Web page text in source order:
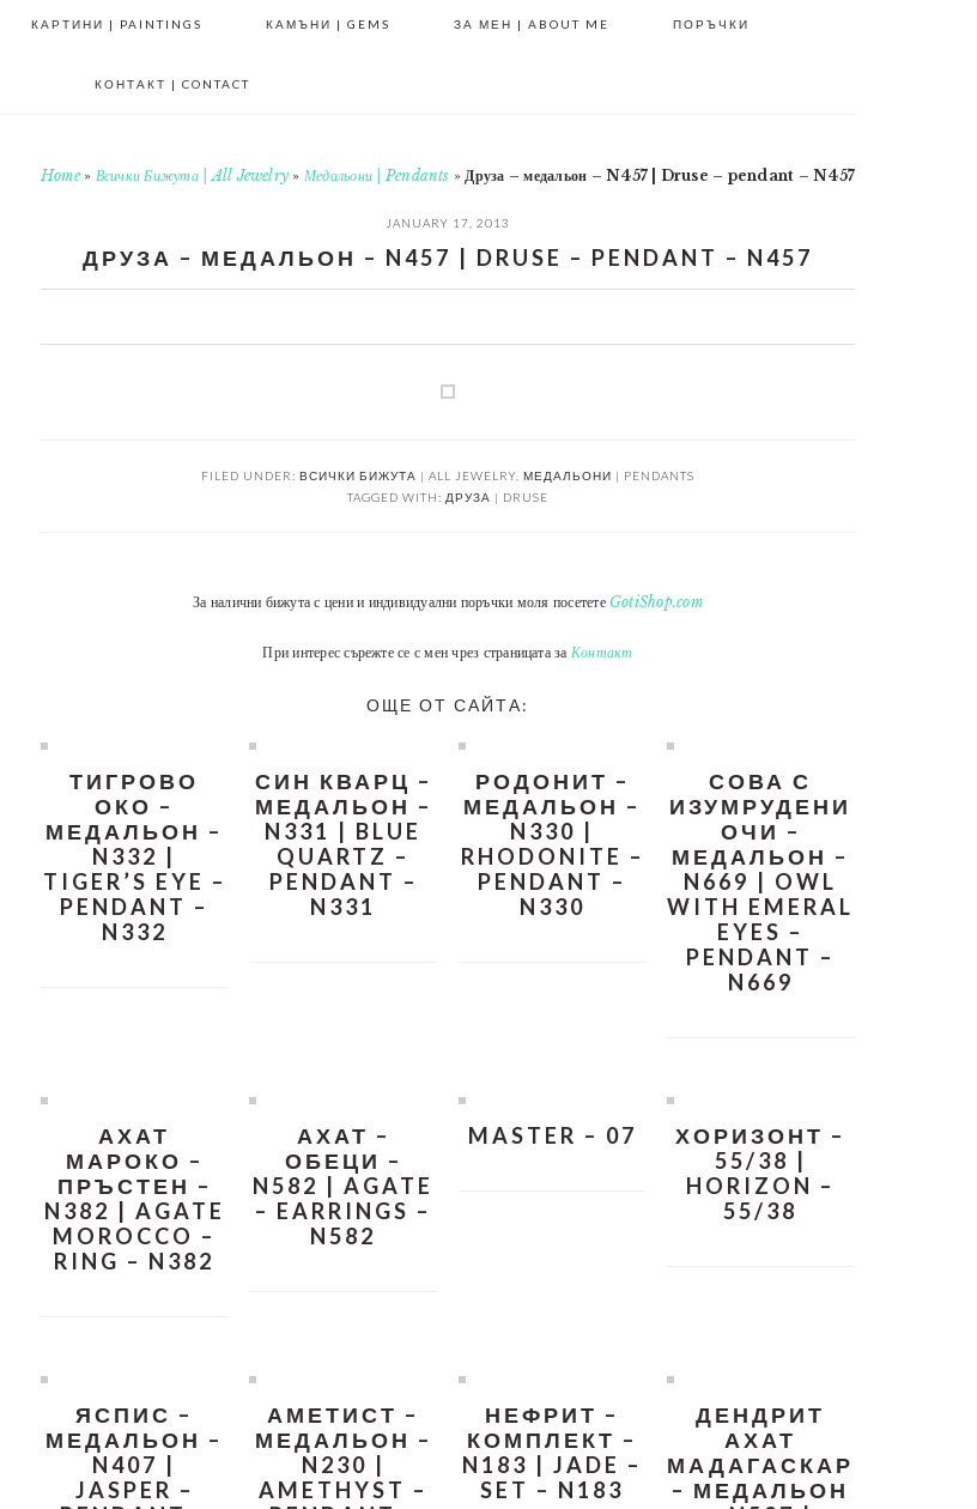
КАРТИНИ | PAINTINGS КАМЪНИ | GEMS ЗА МЕН | ABOUT ME ПОРЪЧКИ
КОНТАКТ | CONTACT
Home» Всички Бижута | All Jewelry » Медальони | Pendants »Друза – медальон – N457 | Druse – pendant – N457
JANUARY 17, 2013
ДРУЗА – МЕДАЛЬОН – N457 | DRUSE – PENDANT – N457
FILED UNDER: ВСИЧКИ БИЖУТА | ALL JEWELRY МЕДАЛЬОНИ | PENDANTS
TAGGED WITH: ДРУЗА | DRUSE
За налични бижута с цени и индивидуални поръчки моля посетете GotiShop.com
При интерес сърежте се с мен чрез страницата за Контакт
ОЩЕ ОТ САЙТА:
ТИГРОВО
ОКО –
МЕДАЛЬОН –
N332 |
TIGER’S EYE –
PENDANT –
N332
СИН КВАРЦ –
МЕДАЛЬОН –
N331 | BLUE
QUARTZ –
PENDANT –
N331
РОДОНИТ –
МЕДАЛЬОН –
N330 |
RHODONITE –
PENDANT –
N330
СОВА С
ИЗУМРУДЕНИ
ОЧИ –
МЕДАЛЬОН –
N669 | OWL
WITH EMERAL
EYES –
PENDANT –
N669
АХАТ
МАРОКО –
ПРЪСТЕН –
N382 | AGATE
MOROCCO –
RING – N382
АХАТ –
ОБЕЦИ –
N582 | AGATE
– EARRINGS –
N582
MASTER – 07
ХОРИЗОНТ –
55/38 |
HORIZON –
55/38
ЯСПИС –
МЕДАЛЬОН –
N407 |
JASPER –
АМЕТИСТ –
МЕДАЛЬОН –
N230 |
AMETHYST –
НЕФРИТ –
КОМПЛЕКТ –
N183 | JADE –
SET – N183
ДЕНДРИТ
АХАТ
МАДАГАСКАР
– МЕДАЛЬОН